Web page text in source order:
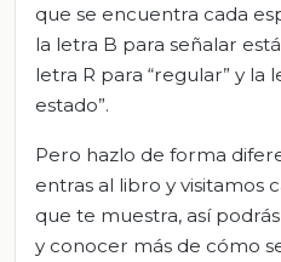
que se encuentra cada
la letra B para señalar
letra R para “regular” y la
estado”.
Pero hazlo de forma
entras al libro y visitamos
que te muestra, así
y conocer más de cómo